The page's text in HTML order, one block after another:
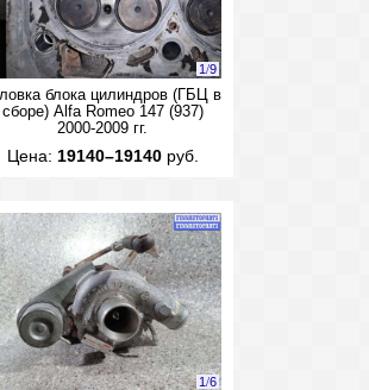
1/9
блока цилиндров (ГБЦ в
сборе) Alfa Romeo 147 (937)
2000-2009 гг.
Цена: 19140–19140руб.
1/6